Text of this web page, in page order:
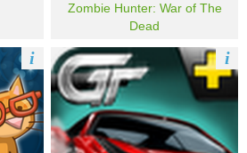
Zombie Hunter: War of The
Dead
i i